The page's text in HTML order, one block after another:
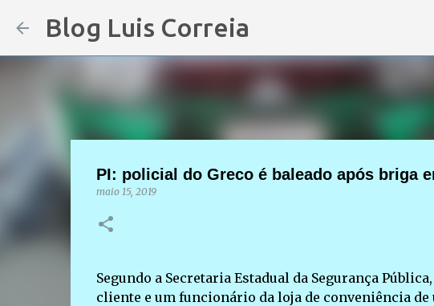
Blog Luis Correia
PI: policial do Greco é baleado após briga
maio 15, 2019
Segundo a Secretaria Estadual da Segurança
cliente e um funcionário da loja de conveniência de